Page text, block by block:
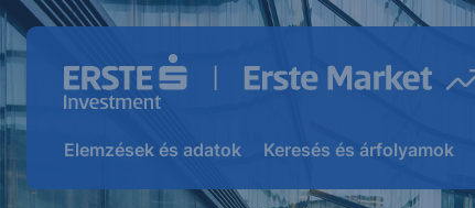
Elemzések és adatok Keresés és árfolyamok